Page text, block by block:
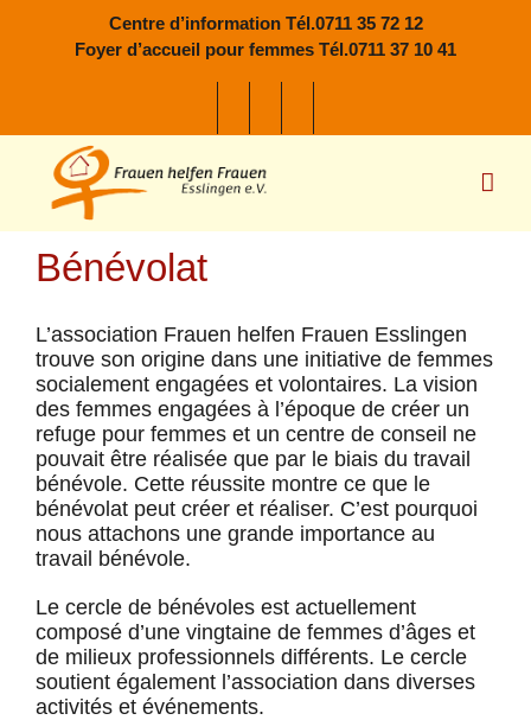
Centre d’information Tél.0711 35 72 12
Foyer d’accueil pour femmes Tél.0711 37 10 41
Bénévolat
L’association Frauen helfen Frauen Esslingen
trouve son origine dans une initiative de femmes
socialement engagées et volontaires. La vision
des femmes engagées à l’époque de créer un
refuge pour femmes et un centre de conseil ne
pouvait être réalisée que par le biais du travail
bénévole. Cette réussite montre ce que le
bénévolat peut créer et réaliser. C’est pourquoi
nous attachons une grande importance au
travail bénévole.
Le cercle de bénévoles est actuellement
composé d’une vingtaine de femmes d’âges et
de milieux professionnels différents. Le cercle
soutient également l’association dans diverses
activités et événements.